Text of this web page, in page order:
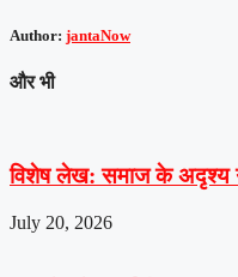
Author: jantaNow
और भी
विशेष लेख: समाज के अदृश्य
July 20, 2026